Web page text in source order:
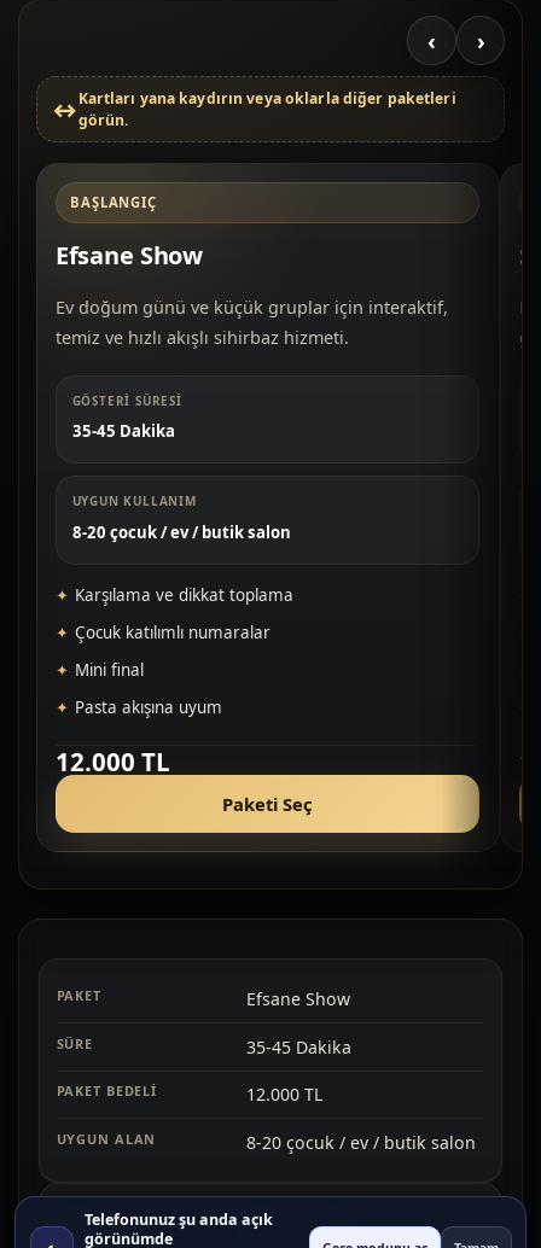
‹ ›
Kartları yana kaydırın veya oklarla diğer paketleri
görün.
BAŞLANGIÇ
Efsane Show
Ev doğum günü ve küçük gruplar için interaktif,
temiz ve hızlı akışlı sihirbaz hizmeti.
GÖSTERI SÜRESI
35-45 Dakika
UYGUN KULLANIM
8-20 çocuk / ev / butik salon
Karşılama ve dikkat toplama
Çocuk katılımlı numaralar
Mini final
Pasta akışına uyum
12.000 TL
Paketi Seç
Efsane Show
35-45 Dakika
12.000 TL
8-20 çocuk / ev / butik salon
Sahne Etkisi
Telefonunuz şu anda açık
görünümde